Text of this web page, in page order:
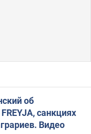
об
санкциях
Видео